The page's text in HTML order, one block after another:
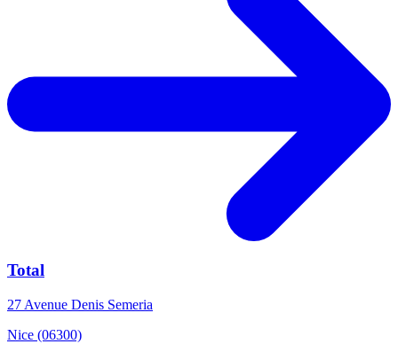
Total
27 Avenue Denis Semeria
Nice (06300)